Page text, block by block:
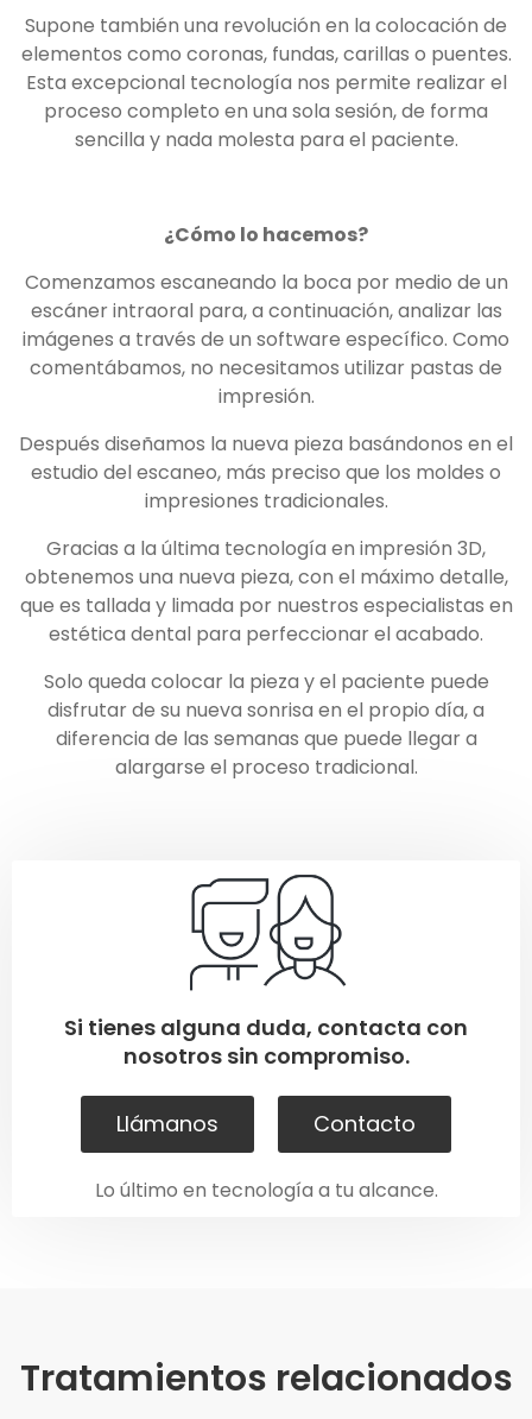
Supone también una revolución en la colocación de
elementos como coronas, fundas, carillas o puentes.
Esta excepcional tecnología nos permite realizar el
proceso completo en una sola sesión, de forma
sencilla y nada molesta para el paciente.
¿Cómo lo hacemos?
Comenzamos escaneando la boca por medio de un
escáner intraoral para, a continuación, analizar las
imágenes a través de un software específico. Como
comentábamos, no necesitamos utilizar pastas de
impresión.
Después diseñamos la nueva pieza basándonos en el
estudio del escaneo, más preciso que los moldes o
impresiones tradicionales.
Gracias a la última tecnología en impresión 3D,
obtenemos una nueva pieza, con el máximo detalle,
que es tallada y limada por nuestros especialistas en
estética dental para perfeccionar el acabado.
Solo queda colocar la pieza y el paciente puede
disfrutar de su nueva sonrisa en el propio día, a
diferencia de las semanas que puede llegar a
alargarse el proceso tradicional.
Si tienes alguna duda, contacta con
nosotros sin compromiso.
Llámanos Contacto
Lo último en tecnología a tu alcance.
Tratamientos relacionados